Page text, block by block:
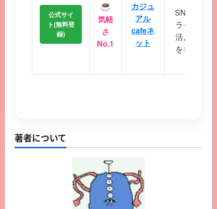
公式サイ
ト(無料登
録)
気軽
さ
No.1
カジュ
アル
cafeネ
ット
SNS感覚で
ライトな
活よりもま
をしたい
著者について